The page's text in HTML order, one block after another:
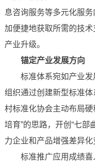
息咨询服务等多元化服
加便捷地获取所需的技
产业升级。
锚定产业发展方向
标准体系宛如产业发
组织通过创建新型标准
村标准化协会主动布局
培育”的思路，开创“七部
力企业和产品增强差异化
标准推广应用成绩喜